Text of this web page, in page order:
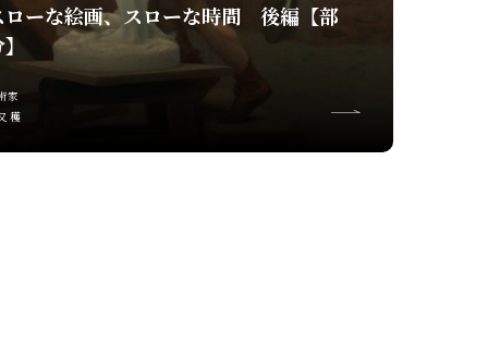
ローな絵画、スローな時間 後編【部
家
穫